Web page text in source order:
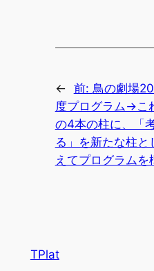
← 前: 鳥の劇場
度プログラム→こ
の4本の柱に、「
る」を新たな柱と
えてプログラムを
TPlat